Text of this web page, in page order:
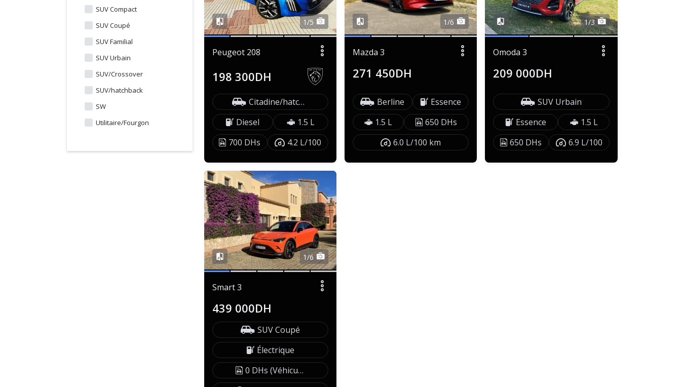
SUV Compact
SUV Coupé
SUV Familial
SUV Urbain
SUV/Crossover
SUV/hatchback
SW
Utilitaire/Fourgon
1/5
Peugeot 208
198 300DH
Citadine/hatchback
Diesel
1.5 L
700 DHs
4.2 L/100
1/6
Mazda 3
271 450DH
Berline
Essence
1.5 L
650 DHs
6.0 L/100 km
1/3
Omoda 3
209 000DH
SUV Urbain
Essence
1.5 L
650 DHs
6.9 L/100
1/6
Smart 3
439 000DH
SUV Coupé
Électrique
0 DHs (Véhicule exonéré)